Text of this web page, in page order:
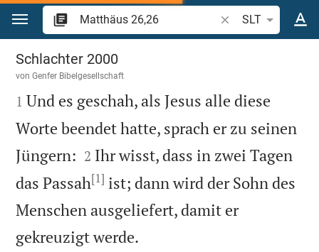
Zum Inhalt springen
Bibelstelle oder
SLT
Matthäus 26
Schlachter 2000
vonGenfer Bibelgesellschaft

1 Und es geschah, als Jesus alle diese
Worte beendet hatte, sprach er zu seinen
Jüngern: 

2 Ihr wisst, dass in zwei Tagen
das Passah[1] ist; dann wird der Sohn des
Menschen ausgeliefert, damit er
gekreuzigt werde.